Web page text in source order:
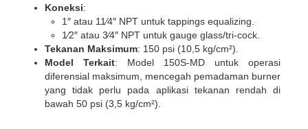
Koneksi:
1″ atau 11⁄4″ NPT untuk tappings equalizing.
1⁄2″ atau 3⁄4″ NPT untuk gauge glass/tri-cock.
Tekanan Maksimum: 150 psi (10,5 kg/cm²).
Model Terkait: Model 150S-MD untuk operasi
diferensial maksimum, mencegah pemadaman burner
yang tidak perlu pada aplikasi tekanan rendah di
bawah 50 psi (3,5 kg/cm²).